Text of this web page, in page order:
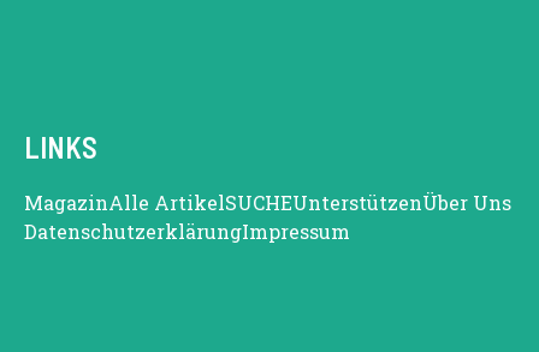
LINKS
MagazinAlle ArtikelSUCHEUnterstützenÜber Uns
DatenschutzerklärungImpressum